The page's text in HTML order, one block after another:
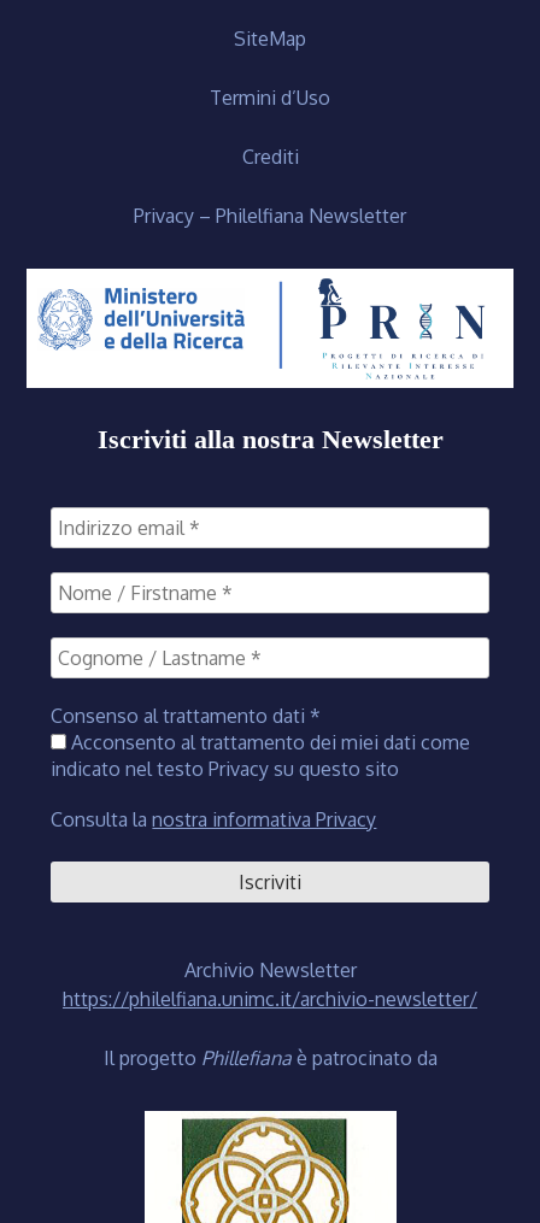
SiteMap
Termini d’Uso
Crediti
Privacy – Philelfiana Newsletter
Iscriviti alla nostra Newsletter
Consenso al trattamento dati *
Acconsento al trattamento dei miei dati come
indicato nel testo Privacy su questo sito
Consulta lanostra informativa Privacy
Archivio Newsletter
https://philelfiana.unimc.it/archivio-newsletter/
Il progetto Phillefiana è patrocinato da